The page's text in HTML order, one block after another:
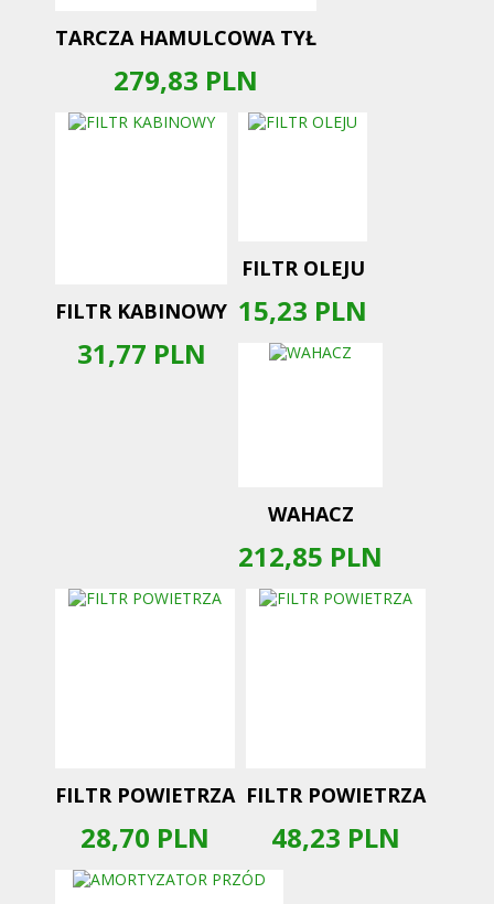
TARCZA HAMULCOWA TYŁ
279,83 PLN
FILTR KABINOWY
31,77 PLN
FILTR OLEJU
15,23 PLN
WAHACZ
212,85 PLN
FILTR POWIETRZA
28,70 PLN
FILTR POWIETRZA
48,23 PLN